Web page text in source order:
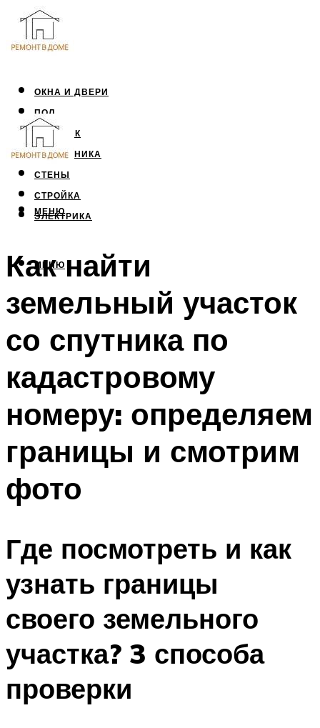
ОКНА И ДВЕРИ
ПОЛ
ПОТОЛОК
САНТЕХНИКА
СТЕНЫ
СТРОЙКА
ЭЛЕКТРИКА
МЕНЮ
МЕНЮ
Как найти
земельный участок
со спутника по
кадастровому
номеру: определяем
границы и смотрим
фото
Где посмотреть и как
узнать границы
своего земельного
участка? 3 способа
проверки